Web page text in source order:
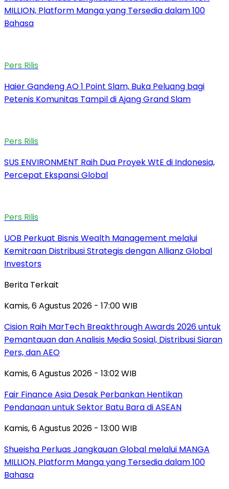
MILLION, Platform Manga yang Tersedia dalam 100
Bahasa
Pers Rilis
Haier Gandeng AO 1 Point Slam, Buka Peluang bagi
Petenis Komunitas Tampil di Ajang Grand Slam
Pers Rilis
SUS ENVIRONMENT Raih Dua Proyek WtE di Indonesia,
Percepat Ekspansi Global
Pers Rilis
UOB Perkuat Bisnis Wealth Management melalui
Kemitraan Distribusi Strategis dengan Allianz Global
Investors
Berita Terkait
Kamis, 6 Agustus 2026 - 17:00 WIB
Cision Raih MarTech Breakthrough Awards 2026 untuk
Pemantauan dan Analisis Media Sosial, Distribusi Siaran
Pers, dan AEO
Kamis, 6 Agustus 2026 - 13:02 WIB
Fair Finance Asia Desak Perbankan Hentikan
Pendanaan untuk Sektor Batu Bara di ASEAN
Kamis, 6 Agustus 2026 - 13:00 WIB
Shueisha Perluas Jangkauan Global melalui MANGA
MILLION, Platform Manga yang Tersedia dalam 100
Bahasa